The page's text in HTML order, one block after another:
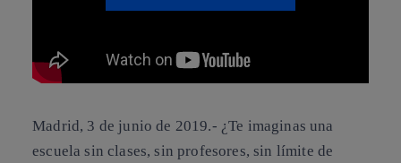
Madrid, 3 de junio de 2019.- ¿Te imaginas una
escuela sin clases, sin profesores, sin límite de